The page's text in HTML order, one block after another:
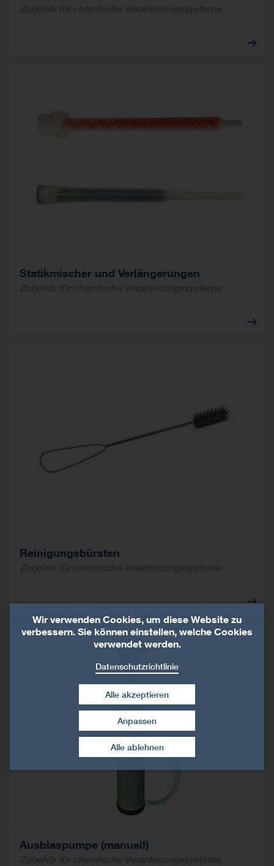
Zubehör für chemische Verankerungssysteme
Statikmischer und Verlängerungen
Zubehör für chemische Verankerungssysteme
Reinigungsbürsten
Zubehör für chemische Verankerungssysteme
Ausblaspumpe (manuell)
Zubehör für chemische Verankerungssysteme
Wir verwenden Cookies, um diese Website zu
verbessern. Sie können einstellen, welche Cookies
verwendet werden.
Datenschutzrichtlinie
Alle ablehnen
Alle akzeptieren
Zustimmung widerrufen
Anpassen